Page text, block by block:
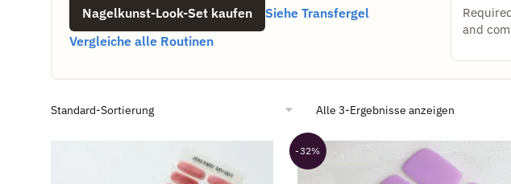
Nagelkunst-Look-Set kaufen
Siehe Transfergel
Vergleiche alle Routinen
and
Alle 3-Ergebnisse anzeigen
-32%